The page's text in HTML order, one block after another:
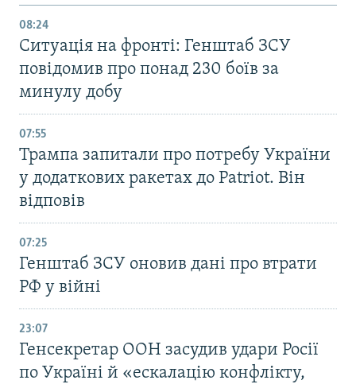
08:24
Ситуація на фронті: Генштаб ЗСУ
повідомив про понад 230 боїв за
минулу добу
07:55
Трампа запитали про потребу України
у додаткових ракетах до Patriot. Він
відповів
07:25
Генштаб ЗСУ оновив дані про втрати
РФ у війні
23:07
Генсекретар ООН засудив удари Росії
по Україні й «ескалацію конфлікту,